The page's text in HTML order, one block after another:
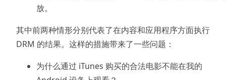
放。
其中前两种情形分别代表了在内容和应用程序方面执行
DRM 的结果。这样的措施带来了一些问题：
为什么通过 iTunes 购买的合法电影不能在我的